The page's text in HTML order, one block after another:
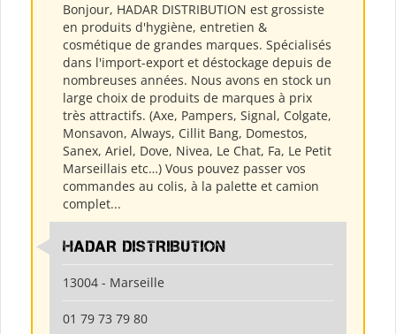
Bonjour, HADAR DISTRIBUTION est grossiste
en produits d'hygiène, entretien &
cosmétique de grandes marques. Spécialisés
dans l'import-export et déstockage depuis de
nombreuses années. Nous avons en stock un
large choix de produits de marques à prix
très attractifs. (Axe, Pampers, Signal, Colgate,
Monsavon, Always, Cillit Bang, Domestos,
Sanex, Ariel, Dove, Nivea, Le Chat, Fa, Le Petit
Marseillais etc…) Vous pouvez passer vos
commandes au colis, à la palette et camion
complet...
HADAR DISTRIBUTION
13004 - Marseille
01 79 73 79 80